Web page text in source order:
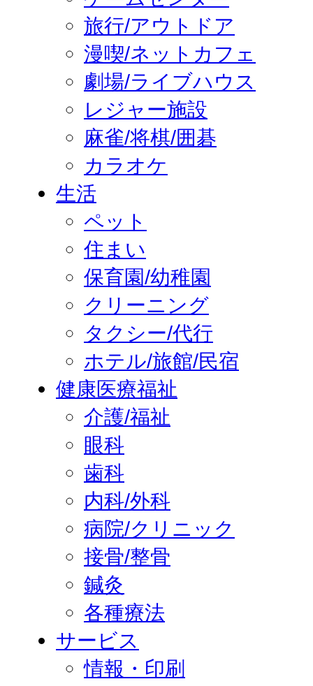
旅行/アウトドア
漫喫/ネットカフェ
劇場/ライブハウス
レジャー施設
麻雀/将棋/囲碁
カラオケ
生活
ペット
住まい
保育園/幼稚園
クリーニング
タクシー/代行
ホテル/旅館/民宿
健康医療福祉
介護/福祉
眼科
歯科
内科/外科
病院/クリニック
接骨/整骨
鍼灸
各種療法
サービス
情報・印刷